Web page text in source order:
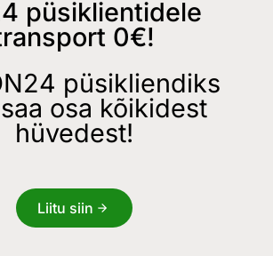
püsiklientidele
0€!
püsikliendiks
osa kõikidest
hüvedest!
Liitu siin